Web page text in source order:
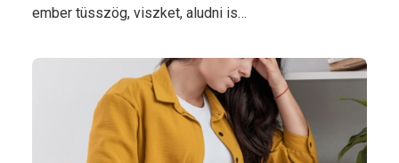
ember tüsszög, viszket, aludni is…